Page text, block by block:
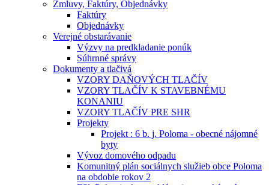
Zmluvy, Faktúry, Objednávky
Faktúry
Objednávky
Verejné obstarávanie
Výzvy na predkladanie ponúk
Súhrnné správy
Dokumenty a tlačivá
VZORY DAŇOVÝCH TLAČÍV
VZORY TLAČÍV K STAVEBNÉMU
KONANIU
VZORY TLAČÍV PRE SHR
Projekty
Projekt : 6 b. j. Poloma - obecné nájomné
byty
Vývoz domového odpadu
Komunitný plán sociálnych služieb obce Poloma
na obdobie rokov 2